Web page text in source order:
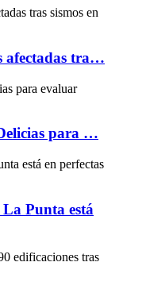
afectadas tra…
para …
Punta está